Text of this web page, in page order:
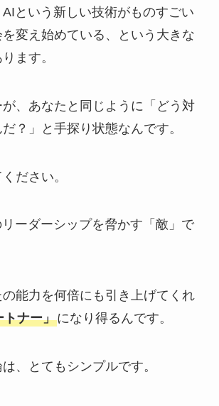
という新しい技術がものすごい
変え始めている、という大きな
ます。
、あなたと同じように「どう対
？」と手探り状態なんです。
ださい。
ーダーシップを脅かす「敵」で
能力を何倍にも引き上げてくれ
トナー」になり得るんです。
、とてもシンプルです。